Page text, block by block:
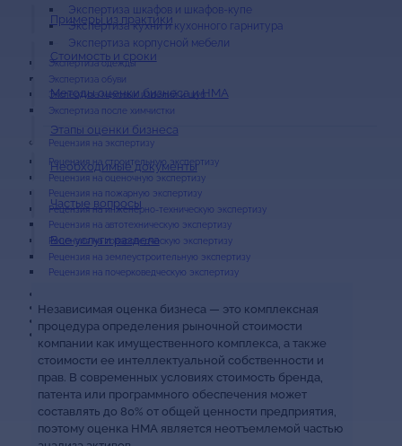
Экспертиза шкафов и шкафов-купе
Экспертиза кухни и кухонного гарнитура
Экспертиза корпусной мебели
Экспертиза одежды
Экспертиза обуви
Экспертиза меховых изделий и шуб
Экспертиза после химчистки
Рецензия на строительную экспертизу
Рецензия на оценочную экспертизу
Рецензия на пожарную экспертизу
Рецензия на инженерно-техническую экспертизу
Рецензия на автотехническую экспертизу
Рецензия на товароведческую экспертизу
Рецензия на землеустроительную экспертизу
Рецензия на почерковедческую экспертизу
О компании
Примеры из практики
Стоимость и сроки
Методы оценки бизнеса и НМА
Этапы оценки бизнеса
Необходимые документы
Частые вопросы
Все услуги раздела
Независимая оценка бизнеса — это комплексная
процедура определения рыночной стоимости
компании как имущественного комплекса, а также
стоимости ее интеллектуальной собственности и
прав. В современных условиях стоимость бренда,
патента или программного обеспечения может
составлять до 80% от общей ценности предприятия,
поэтому оценка НМА является неотъемлемой частью